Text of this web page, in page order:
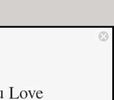
Love